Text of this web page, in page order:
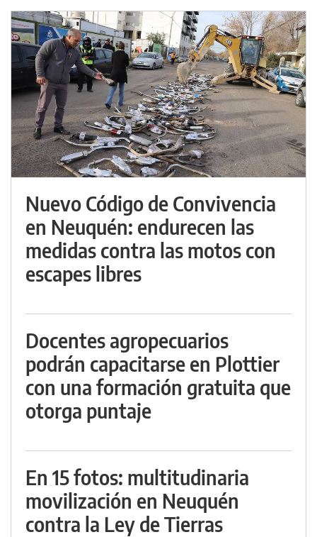
Nuevo Código de Convivencia
en Neuquén: endurecen las
medidas contra las motos con
escapes libres
Docentes agropecuarios
podrán capacitarse en Plottier
con una formación gratuita que
otorga puntaje
En 15 fotos: multitudinaria
movilización en Neuquén
contra la Ley de Tierras